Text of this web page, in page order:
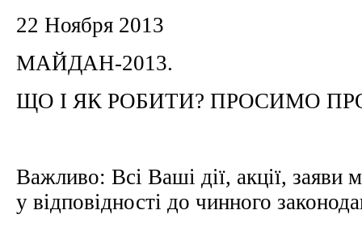
22 Ноября 2013
МАЙДАН-2013.
ЩО І ЯК РОБИТИ? ПРОСИМО
Важливо: Всі Ваші дії, акції, заяви
у відповідності до чинного